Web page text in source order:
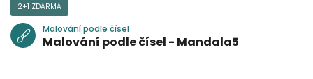
2+1 ZDARMA
Malování podle čísel
Malování podle čísel - Mandala5